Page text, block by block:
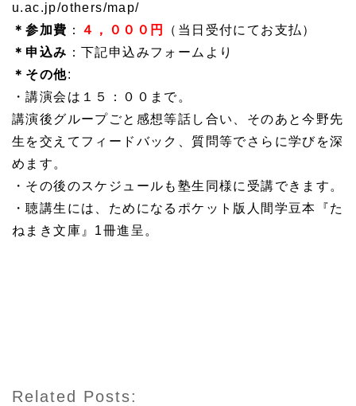
u.ac.jp/others/map/
＊参加費 ： ４，０００円
（当日受付にてお支払）
＊申込み ：下記申込みフォームより
＊その他:
・講演会は１５：００まで。
講演後グループごと感想等話し合い、そのあと今野先
生を交えてフィードバック、質問等でさらに学びを深
めます。
・その後のスケジュールも塾生同様に受講できます。
・聴講生には、ためになるポケット版人間学豆本『た
ねまき文庫』1冊進呈。
Related Posts: